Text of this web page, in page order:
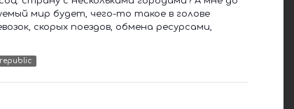
мир будет, чего-то такое в голове
скорых поездов, обмена ресурсами,
republic